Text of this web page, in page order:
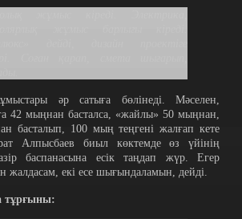
әр сатыға бөлінеді. Мәселен,
42 мыңнан басталса, «жайлы» 50 мыңнан,
басталып, 100 мың теңгені жалғап кете
Алпысбаев биыл көктемде өз үйінің
баспанасына есік таңдап жүр. Егер
жалдасам, екі есе шығындаламын, дейді.
тұрғыны: